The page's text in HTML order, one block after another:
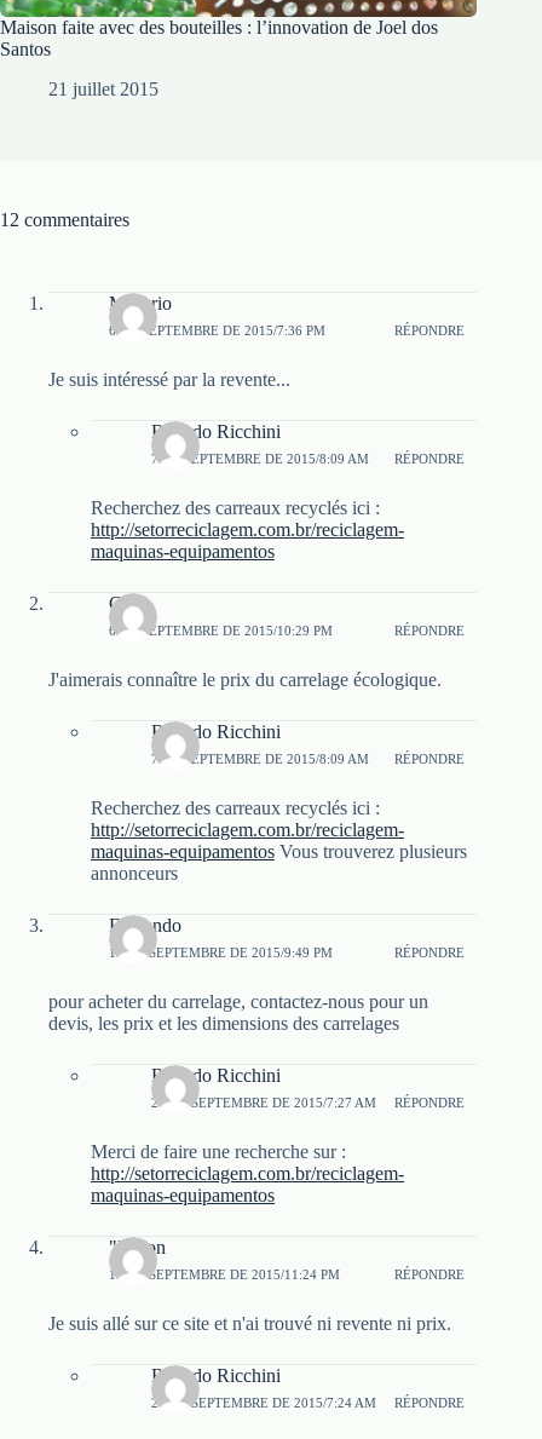
Maison faite avec des bouteilles : l’innovation de Joel dos
Santos
21 juillet 2015
12 commentaires
Macario
6 DE SEPTEMBRE DE 2015/7:36 PM RÉPONDRE
Je suis intéressé par la revente...
Ricardo Ricchini
7 DE SEPTEMBRE DE 2015/8:09 AM RÉPONDRE
Recherchez des carreaux recyclés ici :
http://setorreciclagem.com.br/reciclagem-
maquinas-equipamentos
Chris
6 DE SEPTEMBRE DE 2015/10:29 PM RÉPONDRE
J'aimerais connaître le prix du carrelage écologique.
Ricardo Ricchini
7 DE SEPTEMBRE DE 2015/8:09 AM RÉPONDRE
Recherchez des carreaux recyclés ici :
http://setorreciclagem.com.br/reciclagem-
maquinas-equipamentos Vous trouverez plusieurs
annonceurs
Fernando
10 DE SEPTEMBRE DE 2015/9:49 PM RÉPONDRE
pour acheter du carrelage, contactez-nous pour un
devis, les prix et les dimensions des carrelages
Ricardo Ricchini
26 DE SEPTEMBRE DE 2015/7:27 AM RÉPONDRE
Merci de faire une recherche sur :
http://setorreciclagem.com.br/reciclagem-
maquinas-equipamentos
"Nilton
14 DE SEPTEMBRE DE 2015/11:24 PM RÉPONDRE
Je suis allé sur ce site et n'ai trouvé ni revente ni prix.
Ricardo Ricchini
26 DE SEPTEMBRE DE 2015/7:24 AM RÉPONDRE